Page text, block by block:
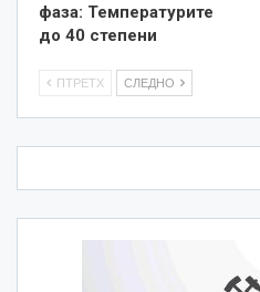
фаза: Температурите
до 40 степени
ПТРЕТХ СЛЕДНО